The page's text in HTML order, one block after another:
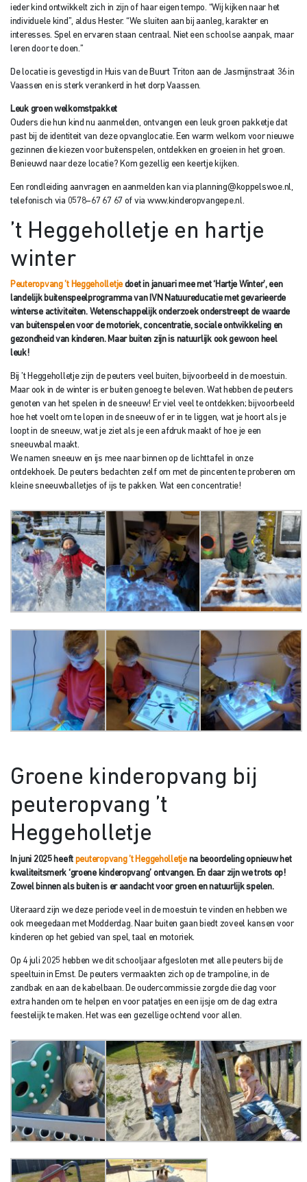
ieder kind ontwikkelt zich in zijn of haar eigen tempo. “Wij kijken naar het
individuele kind”, aldus Hester. “We sluiten aan bij aanleg, karakter en
interesses. Spel en ervaren staan centraal. Niet een schoolse aanpak, maar
leren door te doen.”
De locatie is gevestigd in Huis van de Buurt Triton aan de Jasmijnstraat 36 in
Vaassen en is sterk verankerd in het dorp Vaassen.
Leuk groen welkomstpakket
Ouders die hun kind nu aanmelden, ontvangen een leuk groen pakketje dat
past bij de identiteit van deze opvanglocatie. Een warm welkom voor nieuwe
gezinnen die kiezen voor buitenspelen, ontdekken en groeien in het groen.
Benieuwd naar deze locatie? Kom gezellig een keertje kijken.
Een rondleiding aanvragen en aanmelden kan via planning@koppelswoe.nl,
telefonisch via 0578–67 67 67 of via www.kinderopvangepe.nl.
’t Heggeholletje en hartje
winter
Peuteropvang ’t Heggeholletje doet in januari mee met ‘Hartje Winter’, een
landelijk buitenspeelprogramma van IVN Natuureducatie met gevarieerde
winterse activiteiten. Wetenschappelijk onderzoek onderstreept de waarde
van buitenspelen voor de motoriek, concentratie, sociale ontwikkeling en
gezondheid van kinderen. Maar buiten zijn is natuurlijk ook gewoon heel
leuk!
Bij ’t Heggeholletje zijn de peuters veel buiten, bijvoorbeeld in de moestuin.
Maar ook in de winter is er buiten genoeg te beleven. Wat hebben de peuters
genoten van het spelen in de sneeuw! Er viel veel te ontdekken; bijvoorbeeld
hoe het voelt om te lopen in de sneeuw of er in te liggen, wat je hoort als je
loopt in de sneeuw, wat je ziet als je een afdruk maakt of hoe je een
sneeuwbal maakt.
We namen sneeuw en ijs mee naar binnen op de lichttafel in onze
ontdekhoek. De peuters bedachten zelf om met de pincenten te proberen om
kleine sneeuwballetjes of ijs te pakken. Wat een concentratie!
Groene kinderopvang bij
peuteropvang ’t
Heggeholletje
In juni 2025 heeft peuteropvang ’t Heggeholletjena beoordeling opnieuw het
kwaliteitsmerk ‘groene kinderopvang’ ontvangen. En daar zijn we trots op!
Zowel binnen als buiten is er aandacht voor groen en natuurlijk spelen.
Uiteraard zijn we deze periode veel in de moestuin te vinden en hebben we
ook meegedaan met Modderdag. Naar buiten gaan biedt zoveel kansen voor
kinderen op het gebied van spel, taal en motoriek.
Op 4 juli 2025 hebben we dit schooljaar afgesloten met alle peuters bij de
speeltuin in Emst. De peuters vermaakten zich op de trampoline, in de
zandbak en aan de kabelbaan. De oudercommissie zorgde die dag voor
extra handen om te helpen en voor patatjes en een ijsje om de dag extra
feestelijk te maken. Het was een gezellige ochtend voor allen.